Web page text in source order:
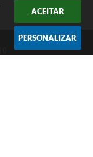
ACEITAR
PERSONALIZAR